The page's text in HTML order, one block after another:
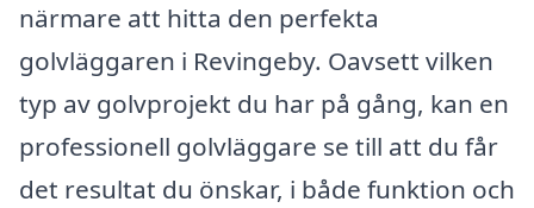
närmare att hitta den perfekta
golvläggaren i Revingeby. Oavsett vilken
typ av golvprojekt du har på gång, kan en
professionell golvläggare se till att du får
det resultat du önskar, i både funktion och